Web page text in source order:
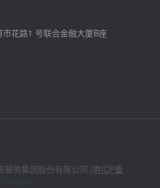
花路1 号联合金融大厦B座
务集团股份有限公司 |粤ICP备
Yongsy